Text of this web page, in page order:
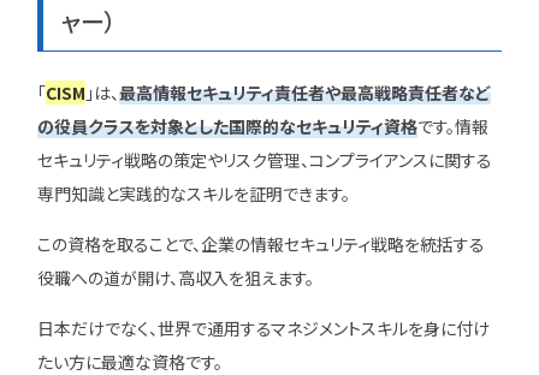
ャー）
「CISM 」は、最高情報セキュリティ責任者や最高戦略責任者など
の役員クラスを対象とした国際的なセキュリティ資格です。情報
セキュリティ戦略の策定やリスク管理、コンプライアンスに関する
専門知識と実践的なスキルを証明できます。
この資格を取ることで、企業の情報セキュリティ戦略を統括する
役職への道が開け、高収入を狙えます。
日本だけでなく、世界で通用するマネジメントスキルを身に付け
たい方に最適な資格です。